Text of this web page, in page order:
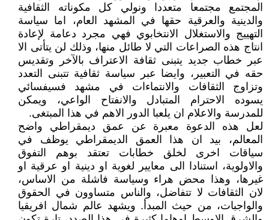
المجتمع مجتمعا متعددا ونولي كل مكوناته الثقافية
والدينية والعرقية حقها في المشهد العام، اما سياسة
التهييج والاستغلال الانتخابوي فهي مجرد دعامة لإعادة
انتاج هذه الصراعات التي لا طائل منها، وذلك لن يتأتى الا
عبر خطاب جديد يتبنى ثقافة الاعتراف بالآخر وتقديس
حقه في التعبير، وايضا عبر سياسة ثقافية تتبنى التعدد
وتزاوج الثقافات والانتماءات في مشهد فسيفسائي
يسوده الاحترام المتبادل والانفتاح الواعي، ويمكن
للمدرسة والاعلام ان يلعبا الدور الاهم في هذا المبتغى.
لعل هذه الدعوة معبرة عن عمق ديمقراطي واضح
المعالم، بيد ان هذا العمق الديمقراطي يوظف في
سياقات اخرى لخلق خطابات تعتقد بوهم التفوق
والاولوية، استنادا الى معايير لغوية او دينية او عرقية او
غيرها، وهذا محض هراء وسياسة فاشلة من الاساس،
لان الثقافات لا تتفاضل، والناس متساوون في الحقوق
والواجبات، من حيث المبدأ. ويشهد عالم شمال افريقيا